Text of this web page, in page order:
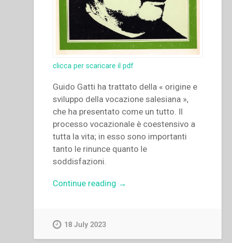
clicca per scaricare il pdf
Guido Gatti ha trattato della « origine e
sviluppo della vocazione salesiana »,
che ha presentato come un tutto. Il
processo vocazionale è coestensivo a
tutta la vita; in esso sono importanti
tanto le rinunce quanto le
soddisfazioni.
Continue reading “Guido
→
18 July 2023